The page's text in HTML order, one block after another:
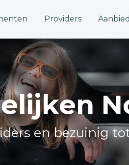
Providers
en bezuinig